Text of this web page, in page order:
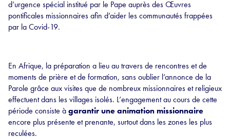
d’urgence spécial institué par le Pape auprès des Œuvres
pontificales missionnaires afin d’aider les communautés frappées
par la Covid-19.
En Afrique, la préparation a lieu au travers de rencontres et de
moments de prière et de formation, sans oublier l’annonce de la
Parole grâce aux visites que de nombreux missionnaires et religieux
effectuent dans les villages isolés. L’engagement au cours de cette
période consiste àgarantir une animation missionnaire
encore plus présente et prenante, surtout dans les zones les plus
reculées.